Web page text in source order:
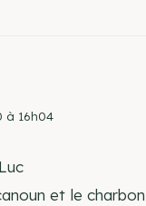
à 16h04
et le